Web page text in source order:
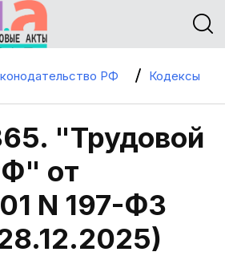
РФ Кодексы
"Трудовой
от
N 197-ФЗ